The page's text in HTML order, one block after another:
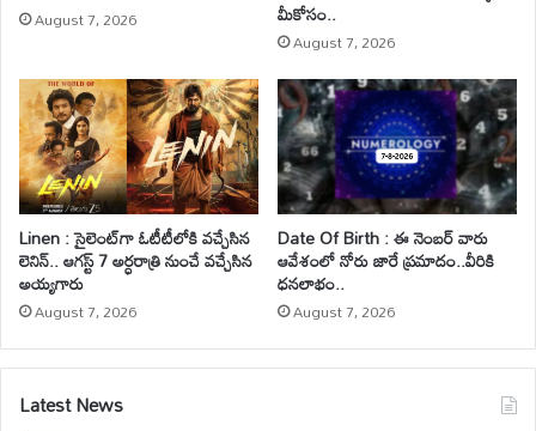
August 7, 2026 మీకోసం..
August 7, 2026
Linen : సైలెంట్‌గా ఓటీటీలోకి వచ్చేసిన
లెనిన్.. ఆగస్ట్ 7 అర్ధరాత్రి నుంచే వచ్చేసిన
అయ్యగారు
August 7, 2026
Date Of Birth : ఈ నెంబర్ వారు
ఆవేశంలో నోరు జారే ప్రమాదం..వీరికి
ధనలాభం..
August 7, 2026
Latest News